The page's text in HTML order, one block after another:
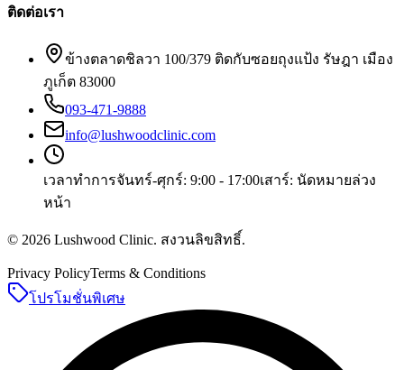
ติดต่อเรา
ข้างตลาดชิลวา 100/379 ติดกับซอยถุงแป้ง รัษฎา เมือง
ภูเก็ต 83000
093-471-9888
info@lushwoodclinic.com
เวลาทำการจันทร์-ศุกร์: 9:00 - 17:00เสาร์: นัดหมายล่วง
หน้า
© 2026 Lushwood Clinic. สงวนลิขสิทธิ์.
Privacy PolicyTerms & Conditions
โปรโมชั่นพิเศษ